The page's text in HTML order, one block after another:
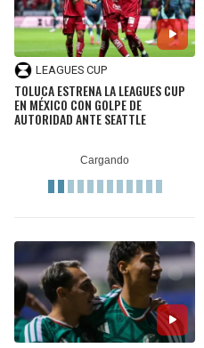
LEAGUES CUP
TOLUCA ESTRENA LA LEAGUES CUP
EN MÉXICO CON GOLPE DE
AUTORIDAD ANTE SEATTLE